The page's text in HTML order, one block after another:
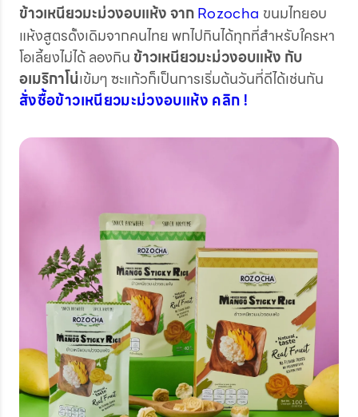
ข้าวเหนียวมะม่วงอบแห้งจากRozocha ขนมไทยอบ
แห้งสูตรดั้งเดิมจากคนไทย พกไปกินได้ทุกที่สำหรับใครหา
โอเลี้ยงไม่ได้ ลองกิน ข้าวเหนียวมะม่วงอบแห้ง กับ
อเมริกาโน่เข้มๆ ซะแก้วก็เป็นการเริ่มต้นวันที่ดีได้เช่นกัน
สั่งซื้อข้าวเหนียวมะม่วงอบแห้ง คลิก !